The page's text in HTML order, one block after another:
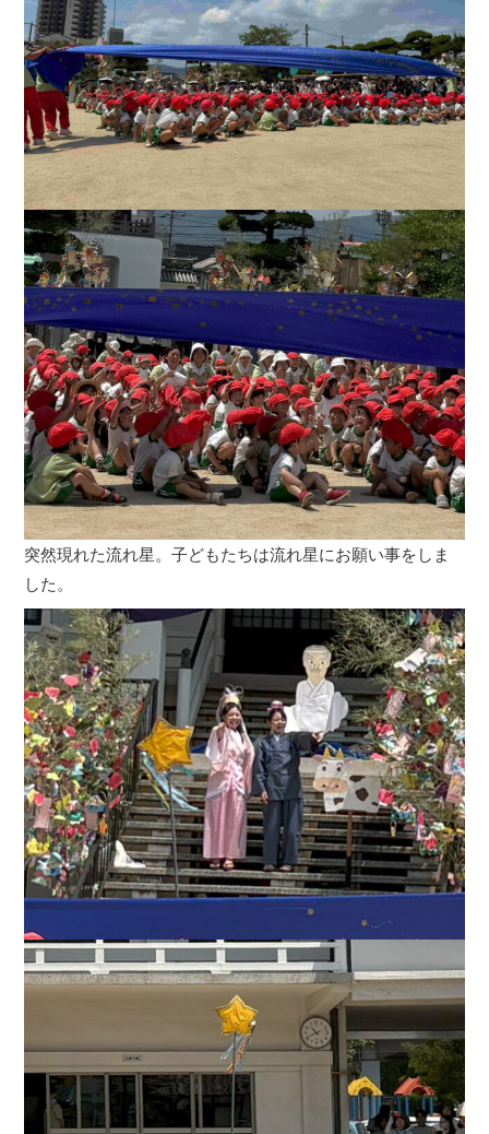
突然現れた流れ星。子どもたちは流れ星にお願い事をしま
した。